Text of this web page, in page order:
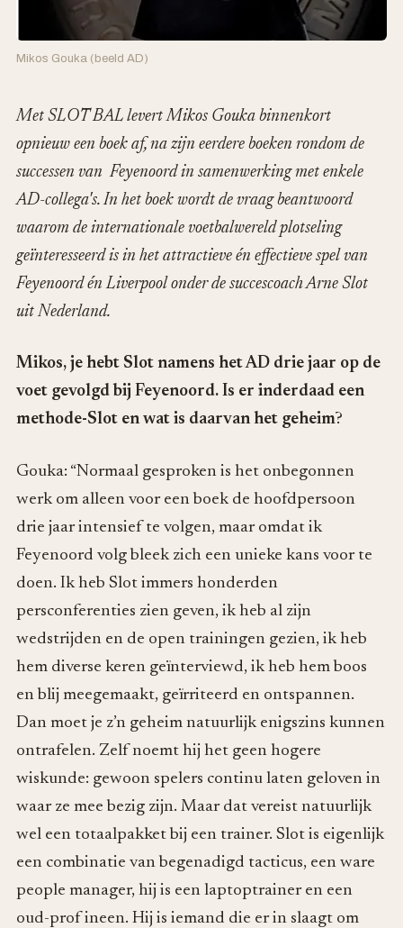
Mikos Gouka (beeld AD)
Met SLOT BAL levert Mikos Gouka binnenkort
opnieuw een boek af, na zijn eerdere boeken rondom de
successen van Feyenoord in samenwerking met enkele
AD-collega's. In het boek wordt de vraag beantwoord
waarom de internationale voetbalwereld plotseling
geïnteresseerd is in het attractieve én effectieve spel van
Feyenoord én Liverpool onder de succescoach Arne Slot
uit Nederland.
Mikos, je hebt Slot namens het AD drie jaar op de
voet gevolgd bij Feyenoord. Is er inderdaad een
methode-Slot en wat is daarvan het geheim?
Gouka: “Normaal gesproken is het onbegonnen
werk om alleen voor een boek de hoofdpersoon
drie jaar intensief te volgen, maar omdat ik
Feyenoord volg bleek zich een unieke kans voor te
doen. Ik heb Slot immers honderden
persconferenties zien geven, ik heb al zijn
wedstrijden en de open trainingen gezien, ik heb
hem diverse keren geïnterviewd, ik heb hem boos
en blij meegemaakt, geïrriteerd en ontspannen.
Dan moet je z’n geheim natuurlijk enigszins kunnen
ontrafelen. Zelf noemt hij het geen hogere
wiskunde: gewoon spelers continu laten geloven in
waar ze mee bezig zijn. Maar dat vereist natuurlijk
wel een totaalpakket bij een trainer. Slot is eigenlijk
een combinatie van begenadigd tacticus, een ware
people manager, hij is een laptoptrainer en een
oud-prof ineen. Hij is iemand die er in slaagt om